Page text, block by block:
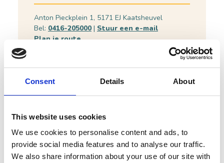
Consent Details About
This website uses cookies
We use cookies to personalise content and ads, to
provide social media features and to analyse our traffic.
We also share information about your use of our site with
Anton Pieckplein 1, 5171 EJ Kaatsheuvel
Bel: 0416-205000 | Stuur een e-mail
Plan je route